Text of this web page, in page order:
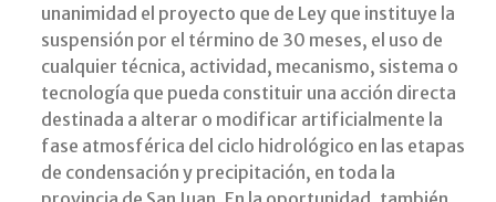
unanimidad el proyecto que de Ley que instituye la
suspensión por el término de 30 meses, el uso de
cualquier técnica, actividad, mecanismo, sistema o
tecnología que pueda constituir una acción directa
destinada a alterar o modificar artificialmente la
fase atmosférica del ciclo hidrológico en las etapas
de condensación y precipitación, en toda la